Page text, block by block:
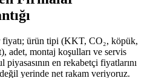
fiyatı; ürün tipi (KKT, CO₂, köpük,
adet, montaj koşulları ve servis
en rekabetçi fiyatlarını
yerinde net rakam veriyoruz.